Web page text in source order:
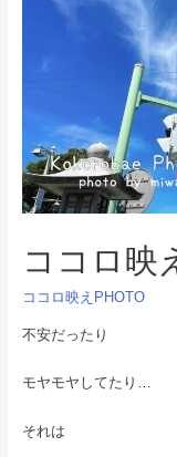
ココロ映
ココロ映えPHOTO
不安だったり
モヤモヤしてたり…
それは